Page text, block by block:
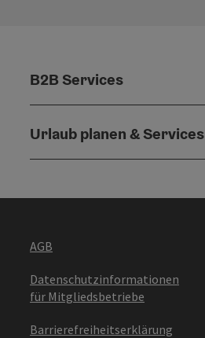
B2B Services
Urlaub planen & Services
AGB
Datenschutzinformationen
für Mitgliedsbetriebe
Barrierefreiheitserklärung